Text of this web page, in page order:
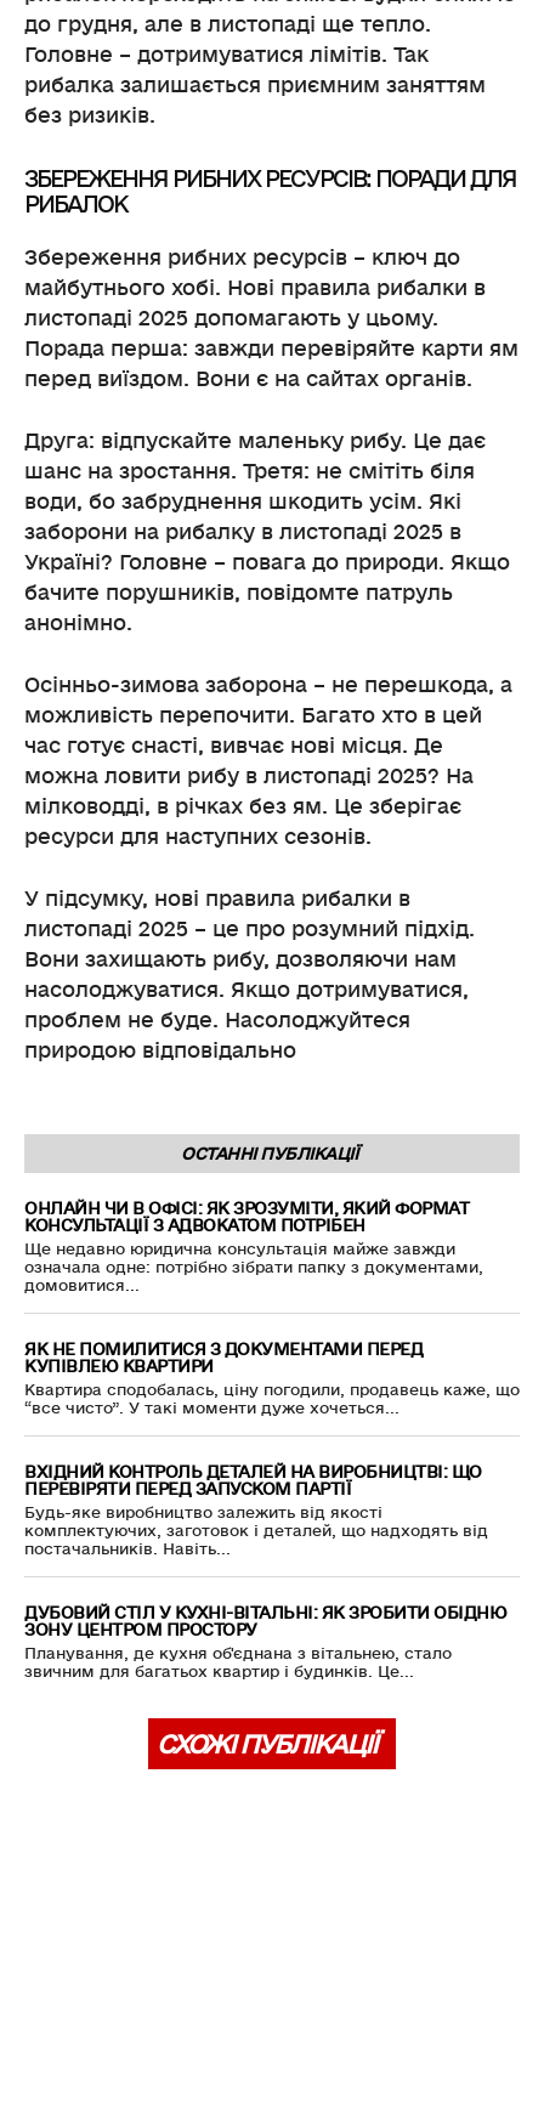
до грудня, але в листопаді ще тепло.
Головне – дотримуватися лімітів. Так
рибалка залишається приємним заняттям
без ризиків.
ЗБЕРЕЖЕННЯ РИБНИХ РЕСУРСІВ: ПОРАДИ ДЛЯ
РИБАЛОК
Збереження рибних ресурсів – ключ до
майбутнього хобі. Нові правила рибалки в
листопаді 2025 допомагають у цьому.
Порада перша: завжди перевіряйте карти ям
перед виїздом. Вони є на сайтах органів.
Друга: відпускайте маленьку рибу. Це дає
шанс на зростання. Третя: не смітіть біля
води, бо забруднення шкодить усім. Які
заборони на рибалку в листопаді 2025 в
Україні? Головне – повага до природи. Якщо
бачите порушників, повідомте патруль
анонімно.
Осінньо-зимова заборона – не перешкода, а
можливість перепочити. Багато хто в цей
час готує снасті, вивчає нові місця. Де
можна ловити рибу в листопаді 2025? На
мілководді, в річках без ям. Це зберігає
ресурси для наступних сезонів.
У підсумку, нові правила рибалки в
листопаді 2025 – це про розумний підхід.
Вони захищають рибу, дозволяючи нам
насолоджуватися. Якщо дотримуватися,
проблем не буде. Насолоджуйтеся
природою відповідально
ОСТАННІ ПУБЛІКАЦІЇ
ОНЛАЙН ЧИ В ОФІСІ: ЯК ЗРОЗУМІТИ, ЯКИЙ ФОРМАТ
КОНСУЛЬТАЦІЇ З АДВОКАТОМ ПОТРІБЕН
Ще недавно юридична консультація майже завжди
означала одне: потрібно зібрати папку з документами,
домовитися...
ЯК НЕ ПОМИЛИТИСЯ З ДОКУМЕНТАМИ ПЕРЕД
КУПІВЛЕЮ КВАРТИРИ
Квартира сподобалась, ціну погодили, продавець каже, що
“все чисто”. У такі моменти дуже хочеться...
ВХІДНИЙ КОНТРОЛЬ ДЕТАЛЕЙ НА ВИРОБНИЦТВІ: ЩО
ПЕРЕВІРЯТИ ПЕРЕД ЗАПУСКОМ ПАРТІЇ
Будь-яке виробництво залежить від якості
комплектуючих, заготовок і деталей, що надходять від
постачальників. Навіть...
ДУБОВИЙ СТІЛ У КУХНІ-ВІТАЛЬНІ: ЯК ЗРОБИТИ ОБІДНЮ
ЗОНУ ЦЕНТРОМ ПРОСТОРУ
Планування, де кухня об'єднана з вітальнею, стало
звичним для багатьох квартир і будинків. Це...
СХОЖІ ПУБЛІКАЦІЇ